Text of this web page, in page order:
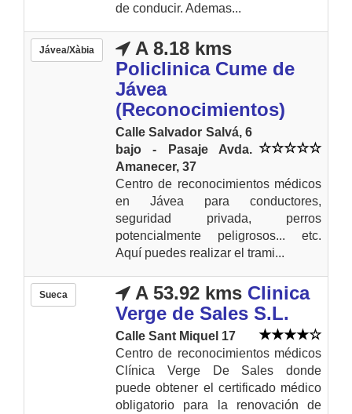
de conducir. Ademas...
Jávea/Xàbia
A 8.18 kms
Policlinica Cume de
Jávea
(Reconocimientos)
Calle Salvador Salvá, 6
bajo - Pasaje Avda.
Amanecer, 37
Centro de reconocimientos médicos
en Jávea para conductores,
seguridad privada, perros
potencialmente peligrosos... etc.
Aquí puedes realizar el trami...
Sueca A 53.92 kms Clinica
Verge de Sales S.L.
Calle Sant Miquel 17
Centro de reconocimientos médicos
Clínica Verge De Sales donde
puede obtener el certificado médico
obligatorio para la renovación de